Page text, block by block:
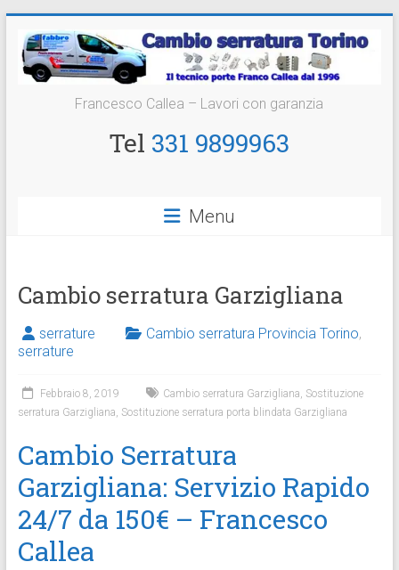
contenuto
Cambio
Serratura
Francesco Callea – Lavori con garanzia
Tel 331 9899963
Menu
Cambio serratura Garzigliana
serrature Cambio serratura Provincia Torino,
serrature
Febbraio 8, 2019 Cambio serratura Garzigliana, Sostituzione
serratura Garzigliana, Sostituzione serratura porta blindata Garzigliana
Cambio Serratura
Garzigliana: Servizio Rapido
24/7 da 150€ – Francesco
Callea